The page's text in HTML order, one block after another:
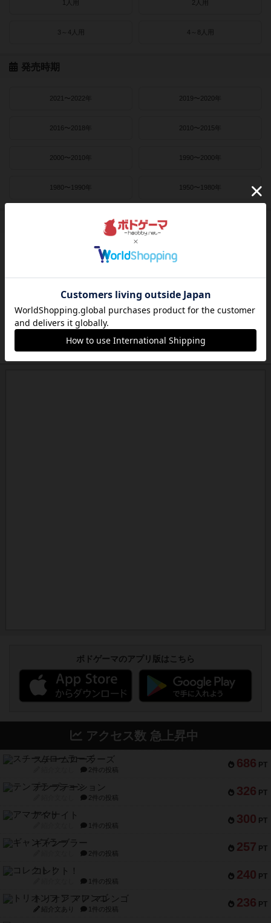
1人用 2人用
3～4人用 4～8人用
発売時期
2021〜2022年 2019〜2020年
2016〜2018年 2010〜2015年
2000〜2010年 1990〜2000年
1980〜1990年 1950〜1980年
ライナー・クニツィア クラウス・トイバー
フリードマン・フリーゼ カナイセイジ
クレメンス・フランツ クリス・キリアムス
ボドゲーマのアプリ版はこちら
アクセス数 急上昇中
686 PT
スチームローラーズ
2件の投稿
326 PT
テンプテーション
2件の投稿
300 PT
アマナイト
1件の投稿
257 PT
ギャンブラー
2件の投稿
240 PT
コレクト！
1件の投稿
236 PT
トリオンフ ア マレンゴ
紹介文あり 1件の投稿